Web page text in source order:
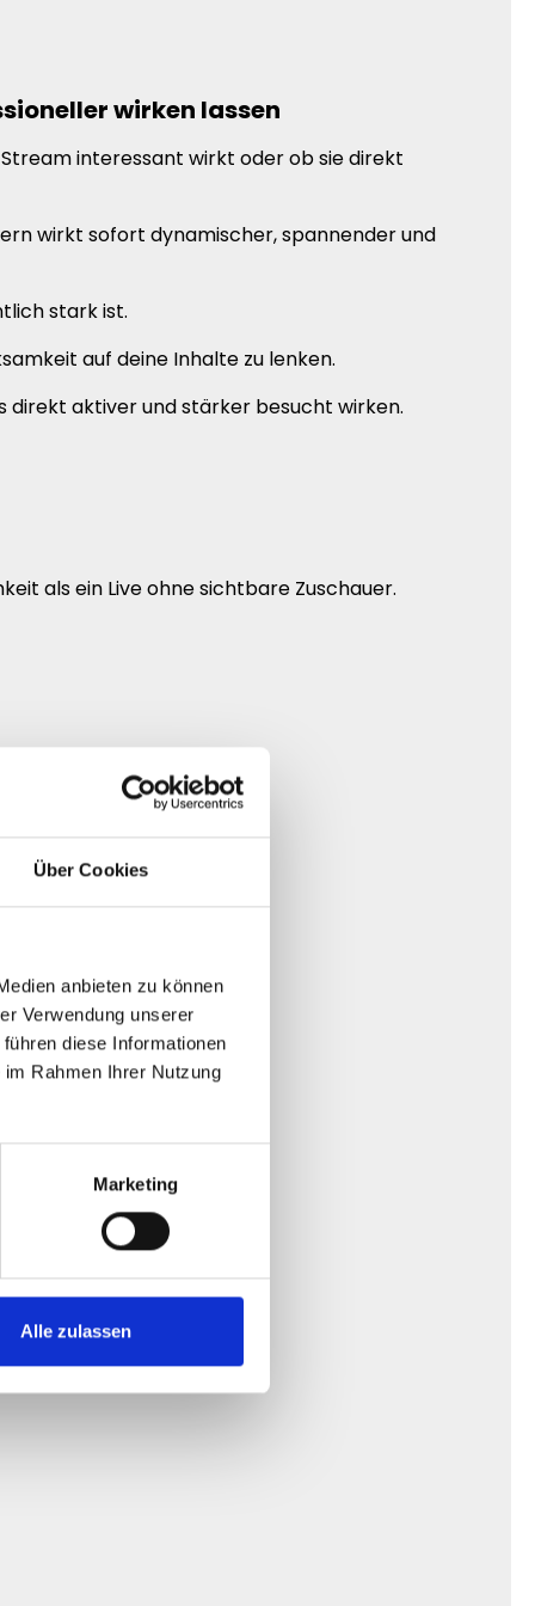
Über Cookies
anbieten zu können
Verwendung unserer
diese Informationen
Rahmen Ihrer Nutzung
Marketing
Alle zulassen
wirken lassen
interessant wirkt oder ob sie direkt
wirkt sofort dynamischer, spannender und
stark ist.
auf deine Inhalte zu lenken.
direkt aktiver und stärker besucht wirken.
als ein Live ohne sichtbare Zuschauer.